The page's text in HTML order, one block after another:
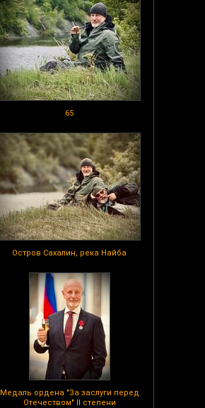
65
Остров Сахалин, река Найба
Медаль ордена "За заслуги перед
Отечеством" II степени